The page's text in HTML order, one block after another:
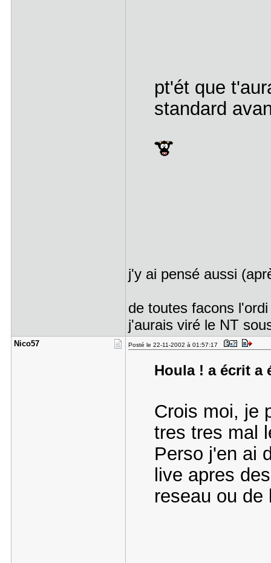
pt'ét que
standard
j'y ai pensé aussi
de toutes facons
j'aurais viré le NT
Nico57 Posté le 22-11-2002 à 01:57:17
Houla ! a écrit a
Crois moi, je
tres tres mal
Perso j'en ai
live apres
reseau ou de